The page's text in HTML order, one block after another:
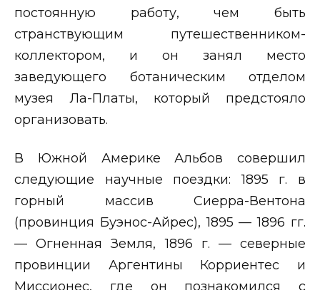
постоянную работу, чем быть
странствующим путешественником-
коллектором, и он занял место
заведующего ботаническим отделом
музея Ла-Платы, который предстояло
организовать.
В Южной Америке Альбов совершил
следующие научные поездки: 1895 г. в
горный массив Сиерра-Вентона
(провинция Буэнос-Айрес), 1895 — 1896 гг.
— Огненная Земля, 1896 г. — северные
провинции Аргентины Корриентес и
Миссионес, где он познакомился с